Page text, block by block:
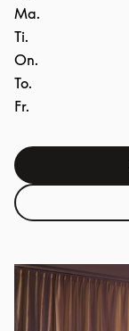
Ma.
Ti.
On.
To.
Fr.